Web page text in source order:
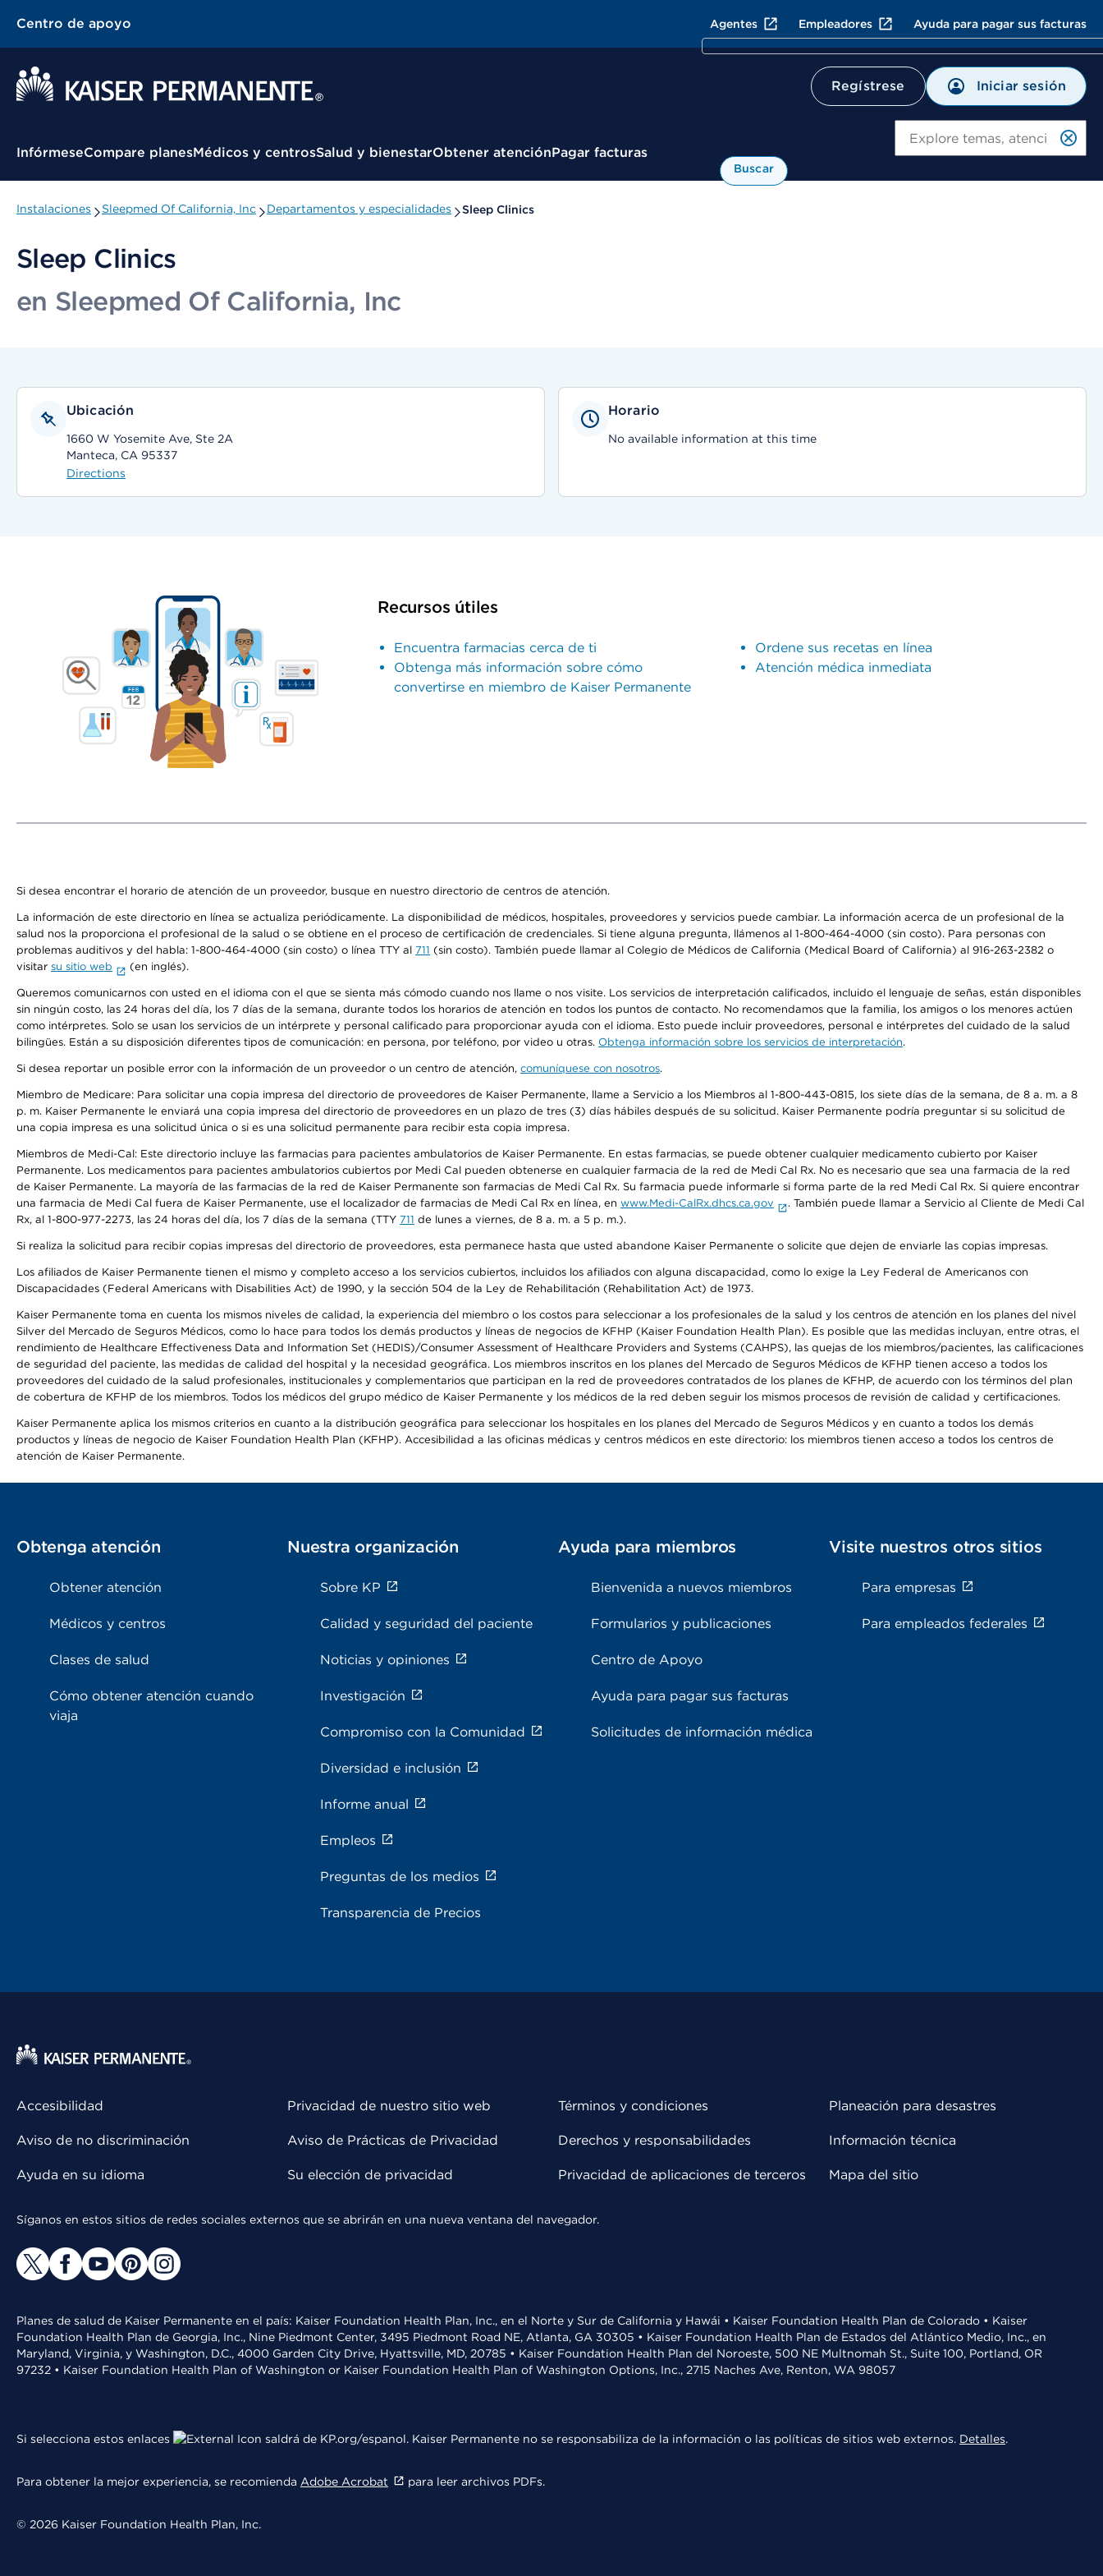
Centro de apoyo Agentes Empleadores Ayuda para pagar sus facturas
Regístrese Iniciar sesión
Menú contextual
InfórmeseCompare planesMédicos y centrosSalud y bienestarObtener atenciónPagar facturas
Buscar
Instalaciones Sleepmed Of California, Inc Departamentos y especialidades Sleep Clinics
Sleep Clinics
en Sleepmed Of California, Inc
Ubicación
1660 W Yosemite Ave, Ste 2A
Manteca, CA 95337
Directions
Horario
No available information at this time
Recursos útiles
Encuentra farmacias cerca de ti
Obtenga más información sobre cómo
convertirse en miembro de Kaiser Permanente
Ordene sus recetas en línea
Atención médica inmediata
Si desea encontrar el horario de atención de un proveedor, busque en nuestro directorio de centros de atención.
La información de este directorio en línea se actualiza periódicamente. La disponibilidad de médicos, hospitales, proveedores y servicios puede cambiar. La información acerca de un profesional de la
salud nos la proporciona el profesional de la salud o se obtiene en el proceso de certificación de credenciales. Si tiene alguna pregunta, llámenos al 1-800-464-4000 (sin costo). Para personas con
problemas auditivos y del habla: 1-800-464-4000 (sin costo) o línea TTY al 711 (sin costo). También puede llamar al Colegio de Médicos de California (Medical Board of California) al 916-263-2382 o
visitar su sitio web (en inglés).
Queremos comunicarnos con usted en el idioma con el que se sienta más cómodo cuando nos llame o nos visite. Los servicios de interpretación calificados, incluido el lenguaje de señas, están disponibles
sin ningún costo, las 24 horas del día, los 7 días de la semana, durante todos los horarios de atención en todos los puntos de contacto. No recomendamos que la familia, los amigos o los menores actúen
como intérpretes. Solo se usan los servicios de un intérprete y personal calificado para proporcionar ayuda con el idioma. Esto puede incluir proveedores, personal e intérpretes del cuidado de la salud
bilingües. Están a su disposición diferentes tipos de comunicación: en persona, por teléfono, por video u otras. Obtenga información sobre los servicios de interpretación.
Si desea reportar un posible error con la información de un proveedor o un centro de atención, comuníquese con nosotros.
Miembro de Medicare: Para solicitar una copia impresa del directorio de proveedores de Kaiser Permanente, llame a Servicio a los Miembros al 1-800-443-0815, los siete días de la semana, de 8 a. m. a 8
p. m. Kaiser Permanente le enviará una copia impresa del directorio de proveedores en un plazo de tres (3) días hábiles después de su solicitud. Kaiser Permanente podría preguntar si su solicitud de
una copia impresa es una solicitud única o si es una solicitud permanente para recibir esta copia impresa.
Miembros de Medi-Cal: Este directorio incluye las farmacias para pacientes ambulatorios de Kaiser Permanente. En estas farmacias, se puede obtener cualquier medicamento cubierto por Kaiser
Permanente. Los medicamentos para pacientes ambulatorios cubiertos por Medi Cal pueden obtenerse en cualquier farmacia de la red de Medi Cal Rx. No es necesario que sea una farmacia de la red
de Kaiser Permanente. La mayoría de las farmacias de la red de Kaiser Permanente son farmacias de Medi Cal Rx. Su farmacia puede informarle si forma parte de la red Medi Cal Rx. Si quiere encontrar
una farmacia de Medi Cal fuera de Kaiser Permanente, use el localizador de farmacias de Medi Cal Rx en línea, en www.Medi-CalRx.dhcs.ca.gov
. También puede llamar a Servicio al Cliente de Medi Cal
Rx, al 1-800-977-2273, las 24 horas del día, los 7 días de la semana (TTY 711 de lunes a viernes, de 8 a. m. a 5 p. m.).
Si realiza la solicitud para recibir copias impresas del directorio de proveedores, esta permanece hasta que usted abandone Kaiser Permanente o solicite que dejen de enviarle las copias impresas.
Los afiliados de Kaiser Permanente tienen el mismo y completo acceso a los servicios cubiertos, incluidos los afiliados con alguna discapacidad, como lo exige la Ley Federal de Americanos con
Discapacidades (Federal Americans with Disabilities Act) de 1990, y la sección 504 de la Ley de Rehabilitación (Rehabilitation Act) de 1973.
Kaiser Permanente toma en cuenta los mismos niveles de calidad, la experiencia del miembro o los costos para seleccionar a los profesionales de la salud y los centros de atención en los planes del nivel
Silver del Mercado de Seguros Médicos, como lo hace para todos los demás productos y líneas de negocios de KFHP (Kaiser Foundation Health Plan). Es posible que las medidas incluyan, entre otras, el
rendimiento de Healthcare Effectiveness Data and Information Set (HEDIS)/Consumer Assessment of Healthcare Providers and Systems (CAHPS), las quejas de los miembros/pacientes, las calificaciones
de seguridad del paciente, las medidas de calidad del hospital y la necesidad geográfica. Los miembros inscritos en los planes del Mercado de Seguros Médicos de KFHP tienen acceso a todos los
proveedores del cuidado de la salud profesionales, institucionales y complementarios que participan en la red de proveedores contratados de los planes de KFHP, de acuerdo con los términos del plan
de cobertura de KFHP de los miembros. Todos los médicos del grupo médico de Kaiser Permanente y los médicos de la red deben seguir los mismos procesos de revisión de calidad y certificaciones.
Kaiser Permanente aplica los mismos criterios en cuanto a la distribución geográfica para seleccionar los hospitales en los planes del Mercado de Seguros Médicos y en cuanto a todos los demás
productos y líneas de negocio de Kaiser Foundation Health Plan (KFHP). Accesibilidad a las oficinas médicas y centros médicos en este directorio: los miembros tienen acceso a todos los centros de
atención de Kaiser Permanente.
Obtenga atención
Obtener atención
Médicos y centros
Clases de salud
Cómo obtener atención cuando
viaja
Nuestra organización
Sobre KP
Calidad y seguridad del paciente
Noticias y opiniones
Investigación
Compromiso con la Comunidad
Diversidad e inclusión
Informe anual
Empleos
Preguntas de los medios
Transparencia de Precios
Ayuda para miembros
Bienvenida a nuevos miembros
Formularios y publicaciones
Centro de Apoyo
Ayuda para pagar sus facturas
Solicitudes de información médica
Visite nuestros otros sitios
Para empresas
Para empleados federales
Accesibilidad
Aviso de no discriminación
Ayuda en su idioma
Privacidad de nuestro sitio web
Aviso de Prácticas de Privacidad
Su elección de privacidad
Términos y condiciones
Derechos y responsabilidades
Privacidad de aplicaciones de terceros
Planeación para desastres
Información técnica
Mapa del sitio
Síganos en estos sitios de redes sociales externos que se abrirán en una nueva ventana del navegador.
Planes de salud de Kaiser Permanente en el país: Kaiser Foundation Health Plan, Inc., en el Norte y Sur de California y Hawái • Kaiser Foundation Health Plan de Colorado • Kaiser
Foundation Health Plan de Georgia, Inc., Nine Piedmont Center, 3495 Piedmont Road NE, Atlanta, GA 30305 • Kaiser Foundation Health Plan de Estados del Atlántico Medio, Inc., en
Maryland, Virginia, y Washington, D.C., 4000 Garden City Drive, Hyattsville, MD, 20785 • Kaiser Foundation Health Plan del Noroeste, 500 NE Multnomah St., Suite 100, Portland, OR
97232 • Kaiser Foundation Health Plan of Washington or Kaiser Foundation Health Plan of Washington Options, Inc., 2715 Naches Ave, Renton, WA 98057
Si selecciona estos enlaces saldrá de KP.org/espanol. Kaiser Permanente no se responsabiliza de la información o las políticas de sitios web externos. Detalles.
Para obtener la mejor experiencia, se recomienda Adobe Acrobat para leer archivos PDFs.
© 2026 Kaiser Foundation Health Plan, Inc.